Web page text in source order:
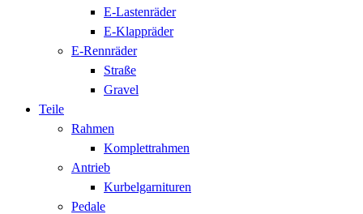
E-Lastenräder
E-Klappräder
E-Rennräder
Straße
Gravel
Teile
Rahmen
Komplettrahmen
Antrieb
Kurbelgarnituren
Pedale